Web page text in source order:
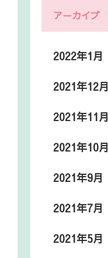
アーカイブ
2022年1月
2021年12月
2021年11月
2021年10月
2021年9月
2021年7月
2021年5月